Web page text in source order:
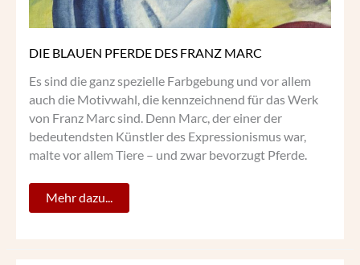
DIE BLAUEN PFERDE DES FRANZ MARC
Es sind die ganz spezielle Farbgebung und vor allem
auch die Motivwahl, die kennzeichnend für das Werk
von Franz Marc sind. Denn Marc, der einer der
bedeutendsten Künstler des Expressionismus war,
malte vor allem Tiere – und zwar bevorzugt Pferde.
Mehr dazu...